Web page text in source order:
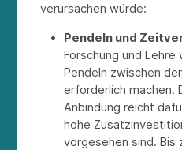
verursachen würde:
Pendeln und
Forschung und
Pendeln zwischen
erforderlich machen.
Anbindung reicht
hohe
vorgesehen sind. Bis